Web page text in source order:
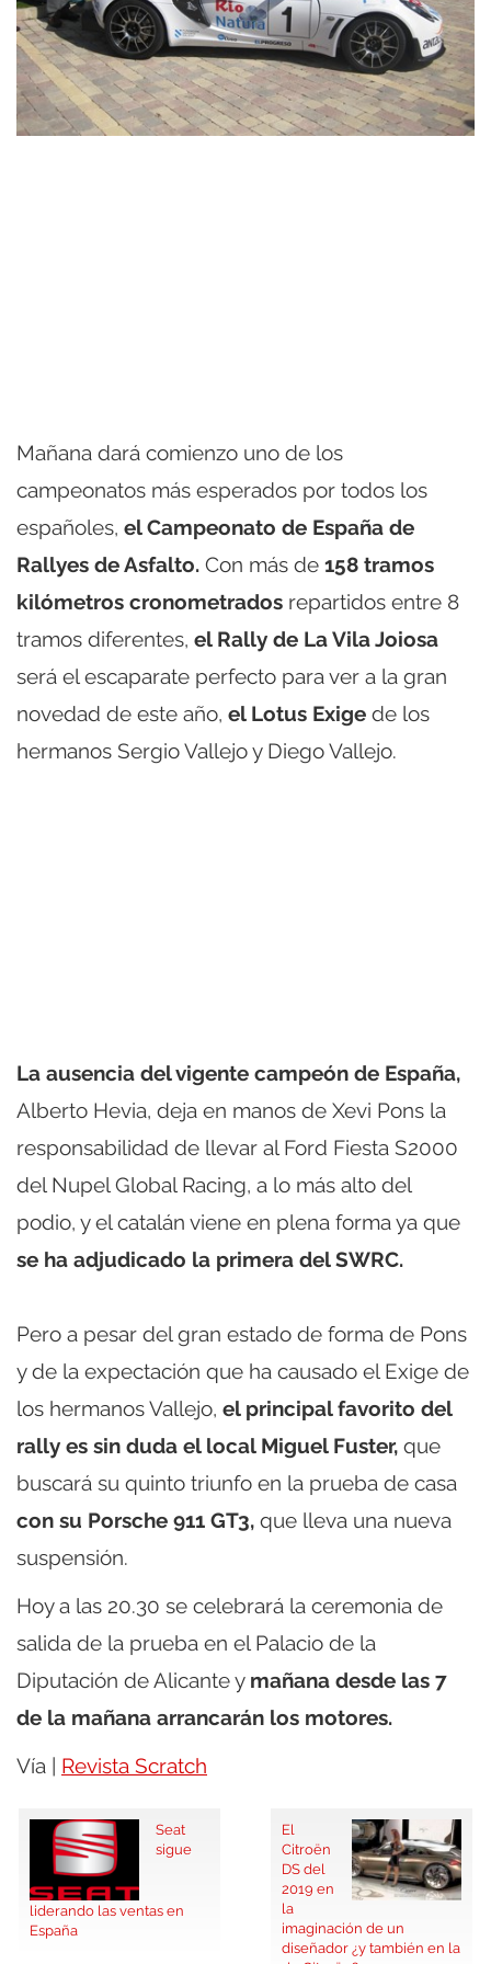
Mañana dará comienzo uno de los
campeonatos más esperados por todos los
españoles, el Campeonato de España de
Rallyes de Asfalto. Con más de 158 tramos
kilómetros cronometrados repartidos entre 8
tramos diferentes, el Rally de La Vila Joiosa
será el escaparate perfecto para ver a la gran
novedad de este año, el Lotus Exige de los
hermanos Sergio Vallejo y Diego Vallejo.
La ausencia del vigente campeón de España,
Alberto Hevia, deja en manos de Xevi Pons la
responsabilidad de llevar al Ford Fiesta S2000
del Nupel Global Racing, a lo más alto del
podio, y el catalán viene en plena forma ya que
se ha adjudicado la primera del SWRC.
Pero a pesar del gran estado de forma de Pons
y de la expectación que ha causado el Exige de
los hermanos Vallejo, el principal favorito del
rally es sin duda el local Miguel Fuster, que
buscará su quinto triunfo en la prueba de casa
con su Porsche 911 GT3, que lleva una nueva
suspensión.
Hoy a las 20.30 se celebrará la ceremonia de
salida de la prueba en el Palacio de la
Diputación de Alicante y mañana desde las 7
de la mañana arrancarán los motores.
Vía | Revista Scratch
Seat
sigue
liderando las ventas en
España
El
Citroën
DS del
2019 en
la
imaginación de un
diseñador ¿y también en la